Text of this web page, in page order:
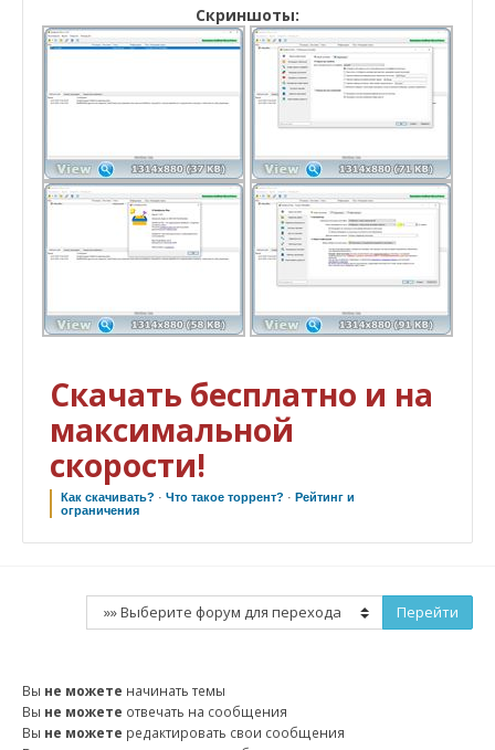
Скриншоты:
Скачать бесплатно и на
максимальной
скорости!
Как скачивать? ·Что такое торрент? · Рейтинг и
ограничения
Вы не можете начинать темы
Вы не можете отвечать на сообщения
Вы не можете редактировать свои сообщения